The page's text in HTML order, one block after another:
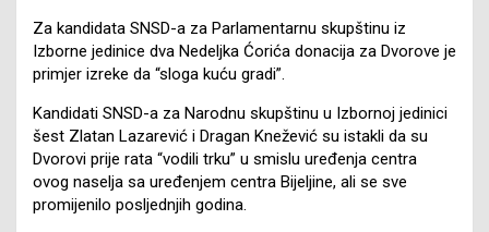
Za kandidata SNSD-a za Parlamentarnu skupštinu iz
Izborne jedinice dva Nedeljka Ćorića donacija za Dvorove je
primjer izreke da “sloga kuću gradi”.
Kandidati SNSD-a za Narodnu skupštinu u Izbornoj jedinici
šest Zlatan Lazarević i Dragan Knežević su istakli da su
Dvorovi prije rata “vodili trku” u smislu uređenja centra
ovog naselja sa uređenjem centra Bijeljine, ali se sve
promijenilo posljednjih godina.